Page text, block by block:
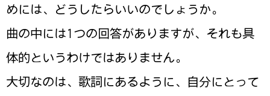
めには、どうしたらいいのでしょうか。
曲の中には1つの回答がありますが、それも具
体的というわけではありません。
大切なのは、歌詞にあるように、自分にとって